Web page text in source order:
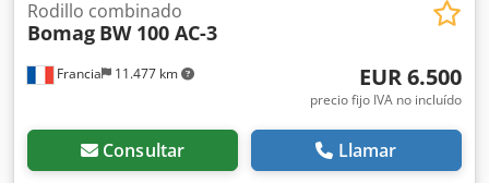
Francia 11.477 km
Rodillo combinado
Bomag BW 100 AC-3
EUR 6.500
precio fijo IVA no incluído
Consultar Llamar